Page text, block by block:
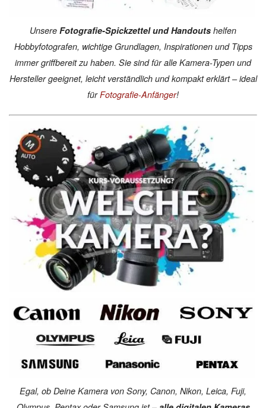
Unsere Fotografie-Spickzettel und Handouts helfen
Hobbyfotografen, wichtige Grundlagen, Inspirationen und Tipps
immer griffbereit zu haben. Sie sind für alle Kamera-Typen und
Hersteller geeignet, leicht verständlich und kompakt erklärt – ideal
fürFotografie-Anfänger!
Egal, ob Deine Kamera von Sony, Canon, Nikon, Leica, Fuji,